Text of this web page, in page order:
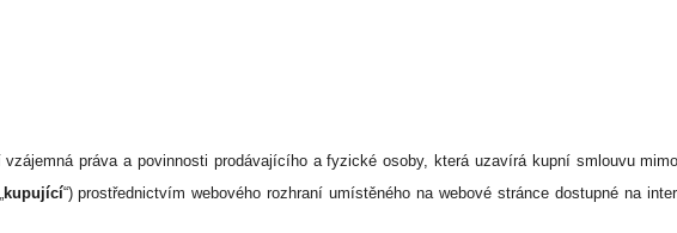
práva a povinnosti prodávajícího a fyzické osoby, která uzavírá kupní smlouvu
kupující“) prostřednictvím webového rozhraní umístěného na webové stránce dostupné na